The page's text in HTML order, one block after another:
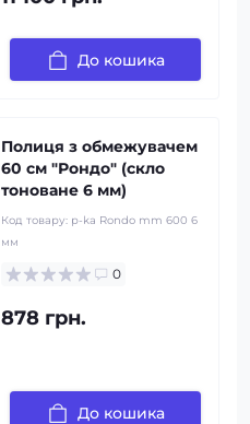
До кошика
Полиця з обмежувачем
60 см "Рондо" (скло
тоноване 6 мм)
Код товару: p-ka Rondo mm 600 6
мм
0
878 грн.
До кошика